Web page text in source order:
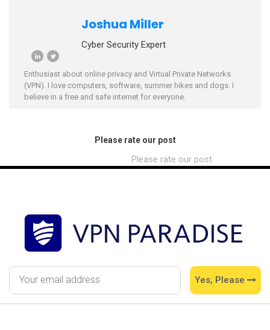
Joshua Miller
Cyber Security Expert
Enthusiast about online privacy and Virtual Private Networks
(VPN). I love computers, software, summer hikes and dogs. I
believe in a free and safe internet for everyone.
Please rate our post
Please rate our post
Yes, Please